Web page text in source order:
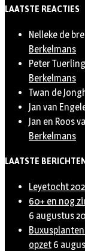
LAATSTE REACTIES
Nelleke de
Berkelmans
Peter
Berkelmans
Twan de
Jan van
Jan en Roos
Berkelmans
LAATSTE
Leyetocht
60+ en nog
6 augustus
opzet 6